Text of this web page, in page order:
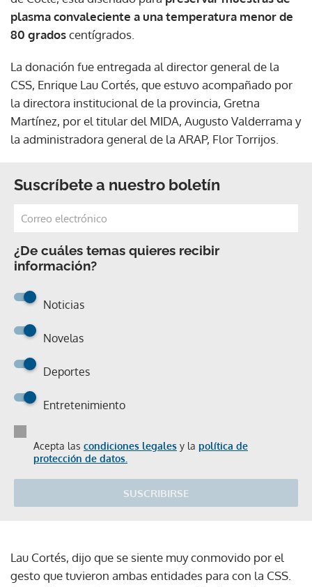
plasma convaleciente a una temperatura menor de
80 gradoscentígrados.
La donación fue entregada al director general de la
CSS, Enrique Lau Cortés, que estuvo acompañado por
la directora institucional de la provincia, Gretna
Martínez, por el titular del MIDA, Augusto Valderrama y
la administradora general de la ARAP, Flor Torrijos.
Suscríbete a nuestro boletín
¿De cuáles temas quieres recibir
información?
Noticias
Novelas
Deportes
Entretenimiento
Acepta las condiciones legales y la política de
protección de datos.
SUSCRIBIRSE
Lau Cortés, dijo que se siente muy conmovido por el
gesto que tuvieron ambas entidades para con la CSS.